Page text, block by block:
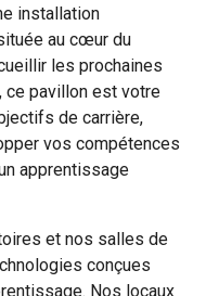
installation
au cœur du
les prochaines
ce pavillon est votre
de carrière,
vos compétences
apprentissage
et nos salles de
conçues
Nos locaux